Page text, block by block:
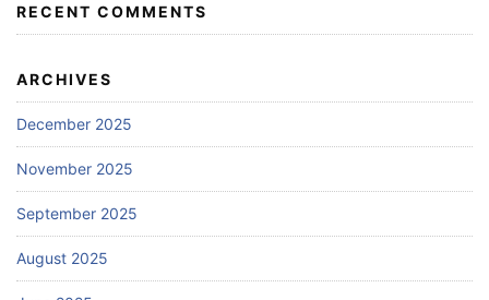
RECENT COMMENTS
ARCHIVES
December 2025
November 2025
September 2025
August 2025